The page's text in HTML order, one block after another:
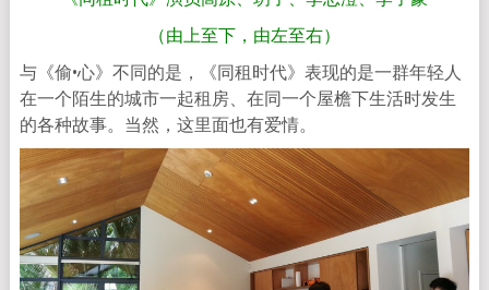
（由上至下，由左至右）
与《偷•心》不同的是，《同租时代》表现的是一群年轻人
在一个陌生的城市一起租房、在同一个屋檐下生活时发生
的各种故事。当然，这里面也有爱情。